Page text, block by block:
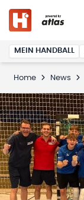
MEIN HANDBALL
Home News